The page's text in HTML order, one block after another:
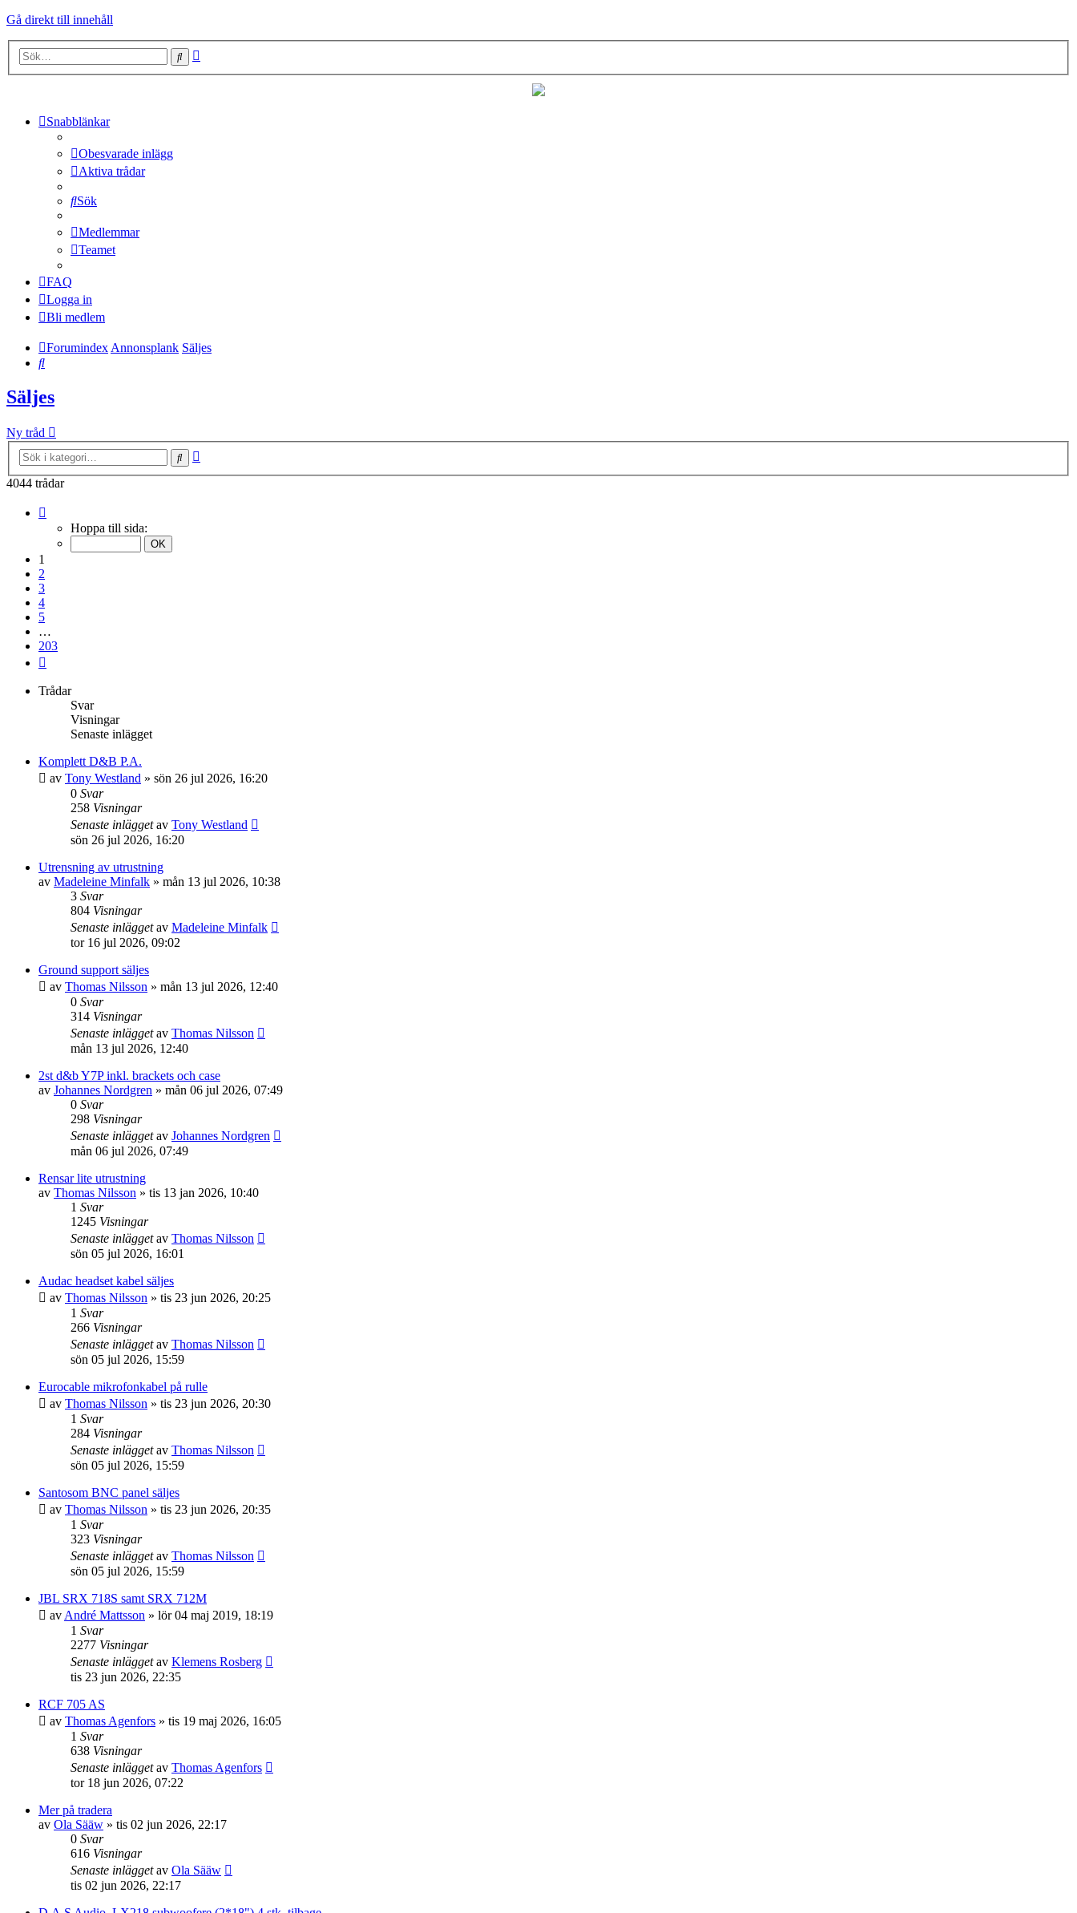
Gå direkt till innehåll
Sök
Snabblänkar
Obesvarade inlägg
Aktiva trådar
Sök
Medlemmar
Teamet
FAQ
Logga in
Bli medlem
Forumindex Annonsplank Säljes
Sök
Säljes
Ny tråd
Sök
4044 trådar
Hoppa till sida:
1
2
3
4
5
…
203
Trådar
Svar
Visningar
Senaste inlägget
Komplett D&B P.A.
av Tony Westland » sön 26 jul 2026, 16:20
0 Svar
258 Visningar
Senaste inläggetav Tony Westland
sön 26 jul 2026, 16:20
Utrensning av utrustning
av Madeleine Minfalk » mån 13 jul 2026, 10:38
3 Svar
804 Visningar
Senaste inläggetav Madeleine Minfalk
tor 16 jul 2026, 09:02
Ground support säljes
av Thomas Nilsson » mån 13 jul 2026, 12:40
0 Svar
314 Visningar
Senaste inläggetav Thomas Nilsson
mån 13 jul 2026, 12:40
2st d&b Y7P inkl. brackets och case
av Johannes Nordgren » mån 06 jul 2026, 07:49
0 Svar
298 Visningar
Senaste inläggetav Johannes Nordgren
mån 06 jul 2026, 07:49
Rensar lite utrustning
av Thomas Nilsson » tis 13 jan 2026, 10:40
1 Svar
1245 Visningar
Senaste inläggetav Thomas Nilsson
sön 05 jul 2026, 16:01
Audac headset kabel säljes
av Thomas Nilsson » tis 23 jun 2026, 20:25
1 Svar
266 Visningar
Senaste inläggetav Thomas Nilsson
sön 05 jul 2026, 15:59
Eurocable mikrofonkabel på rulle
av Thomas Nilsson » tis 23 jun 2026, 20:30
1 Svar
284 Visningar
Senaste inläggetav Thomas Nilsson
sön 05 jul 2026, 15:59
Santosom BNC panel säljes
av Thomas Nilsson » tis 23 jun 2026, 20:35
1 Svar
323 Visningar
Senaste inläggetav Thomas Nilsson
sön 05 jul 2026, 15:59
JBL SRX 718S samt SRX 712M
av André Mattsson » lör 04 maj 2019, 18:19
1 Svar
2277 Visningar
Senaste inläggetav Klemens Rosberg
tis 23 jun 2026, 22:35
RCF 705 AS
av Thomas Agenfors » tis 19 maj 2026, 16:05
1 Svar
638 Visningar
Senaste inläggetav Thomas Agenfors
tor 18 jun 2026, 07:22
Mer på tradera
av Ola Sääw » tis 02 jun 2026, 22:17
0 Svar
616 Visningar
Senaste inläggetav Ola Sääw
tis 02 jun 2026, 22:17